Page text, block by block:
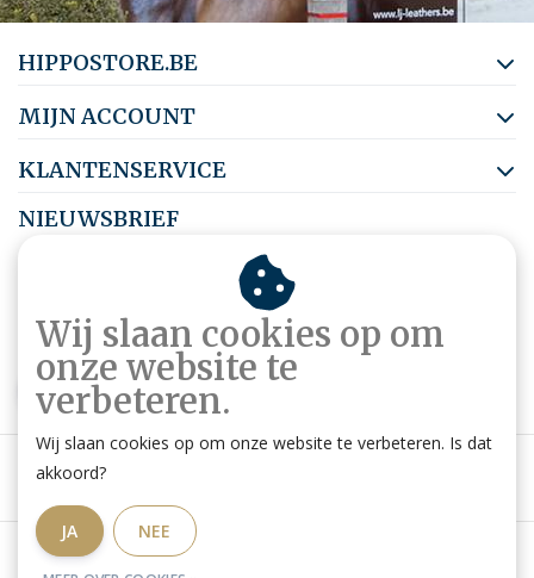
HIPPOSTORE.BE
MIJN ACCOUNT
KLANTENSERVICE
NIEUWSBRIEF
Abonneer je op onze nieuwsbrief om op de hoogte te blijven.
ABONNEER
Algemene voorwaarden
Wij slaan cookies op om
onze website te
verbeteren.
Wij slaan cookies op om onze website te verbeteren. Is dat
akkoord?
JA NEE